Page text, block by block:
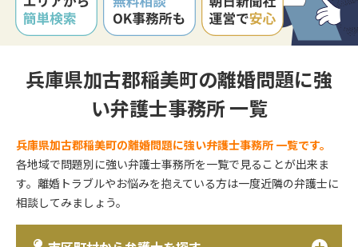
兵庫県加古郡稲美町の離婚問題に強
い弁護士事務所 一覧
兵庫県加古郡稲美町の離婚問題に強い弁護士事務所 一覧です。
各地域で問題別に強い弁護士事務所を一覧で見ることが出来ま
す。離婚トラブルやお悩みを抱えている方は一度近隣の弁護士に
相談してみましょう。